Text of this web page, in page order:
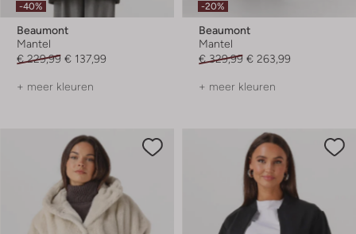
-40%
Beaumont
Mantel
€ 229,99 € 137,99
+ meer kleuren
-20%
Beaumont
Mantel
€ 329,99 € 263,99
+ meer kleuren